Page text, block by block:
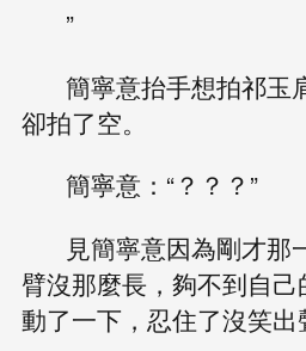
”
簡寧意抬手想拍祁玉
卻拍了空。
簡寧意：“？？？”
見簡寧意因為剛才那
臂沒那麼長，夠不到自
動了一下，忍住了沒笑出